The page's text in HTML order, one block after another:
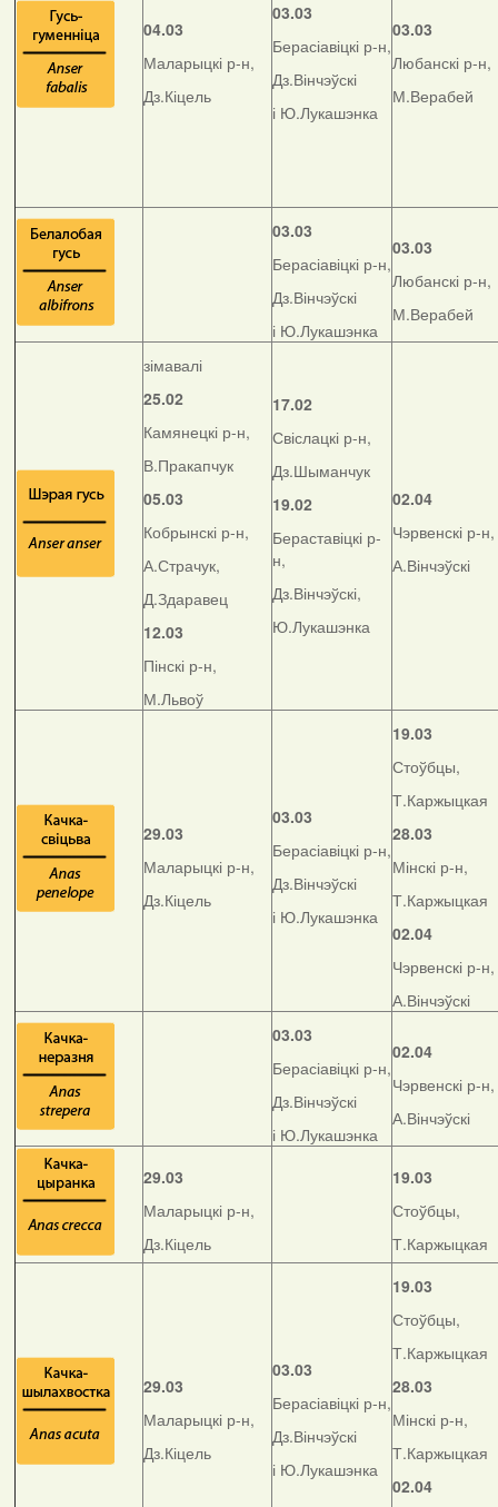
04.03
Маларыцкі р-н,
Дз.Кіцель
03.03
Берасіавіцкі р-н,
Дз.Вінчэўскі
і Ю.Лукашэнка
03.03
Любанскі р-н,
М.Верабей
03.03
Берасіавіцкі р-н,
Дз.Вінчэўскі
і Ю.Лукашэнка
03.03
Любанскі р-н,
М.Верабей
зімавалі
25.02
Камянецкі р-н,
В.Пракапчук
05.03
Кобрынскі р-н,
А.Страчук,
Д.Здаравец
12.03
Пінскі р-н,
М.Львоў
17.02
Свіслацкі р-н,
Дз.Шыманчук
19.02
Бераставіцкі р-
н,
Дз.Вінчэўскі,
Ю.Лукашэнка
02.04
Чэрвенскі р-н,
А.Вінчэўскі
29.03
Маларыцкі р-н,
Дз.Кіцель
03.03
Берасіавіцкі р-н,
Дз.Вінчэўскі
і Ю.Лукашэнка
19.03
Стоўбцы,
Т.Каржыцкая
28.03
Мінскі р-н,
Т.Каржыцкая
02.04
Чэрвенскі р-н,
А.Вінчэўскі
03.03
Берасіавіцкі р-н,
Дз.Вінчэўскі
і Ю.Лукашэнка
02.04
Чэрвенскі р-н,
А.Вінчэўскі
29.03
Маларыцкі р-н,
Дз.Кіцель
19.03
Стоўбцы,
Т.Каржыцкая
29.03
Маларыцкі р-н,
Дз.Кіцель
03.03
Берасіавіцкі р-н,
Дз.Вінчэўскі
і Ю.Лукашэнка
19.03
Стоўбцы,
Т.Каржыцкая
28.03
Мінскі р-н,
Т.Каржыцкая
02.04